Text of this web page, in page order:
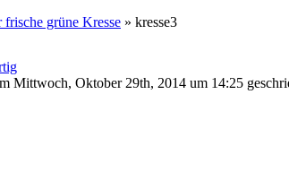
frische grüne Kresse » kresse3
Mittwoch, Oktober 29th, 2014 um 14:25